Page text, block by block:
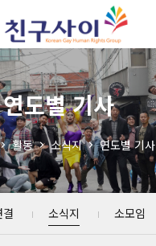
연도별 기사
활동 소식지 연도별 기사
결 소식지 소모임